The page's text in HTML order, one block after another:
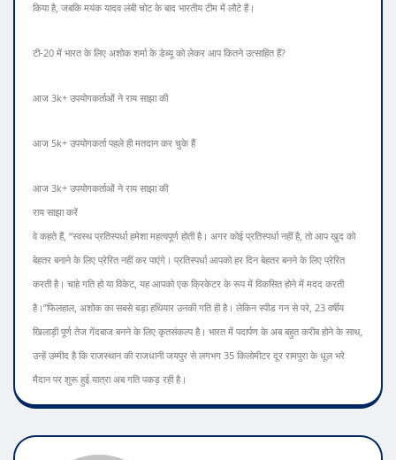
किया है, जबकि मयंक यादव लंबी चोट के बाद भारतीय टीम में लौटे हैं।
टी-20 में भारत के लिए अशोक शर्मा के डेब्यू को लेकर आप कितने उत्साहित हैं?
आज 3k+ उपयोगकर्ताओं ने राय साझा की
आज 5k+ उपयोगकर्ता पहले ही मतदान कर चुके हैं
आज 3k+ उपयोगकर्ताओं ने राय साझा की
राय साझा करें
वे कहते हैं, “स्वस्थ प्रतिस्पर्धा हमेशा महत्वपूर्ण होती है। अगर कोई प्रतिस्पर्धा नहीं है, तो आप खुद को
बेहतर बनाने के लिए प्रेरित नहीं कर पाएंगे। प्रतिस्पर्धा आपको हर दिन बेहतर बनने के लिए प्रेरित
करती है। चाहे गति हो या विकेट, यह आपको एक क्रिकेटर के रूप में विकसित होने में मदद करती
है।”फिलहाल, अशोक का सबसे बड़ा हथियार उनकी गति ही है। लेकिन स्पीड गन से परे, 23 वर्षीय
खिलाड़ी पूर्ण तेज गेंदबाज बनने के लिए कृतसंकल्प है। भारत में पदार्पण के अब बहुत करीब होने के साथ,
उन्हें उम्मीद है कि राजस्थान की राजधानी जयपुर से लगभग 35 किलोमीटर दूर रामपुरा के धूल भरे
मैदान पर शुरू हुई यात्रा अब गति पकड़ रही है।